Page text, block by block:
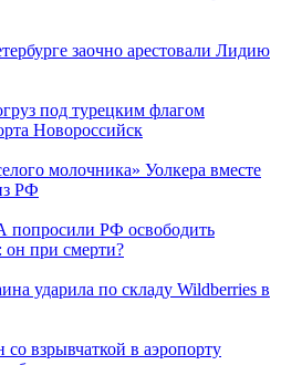
заочно арестовали Лидию
под турецким флагом
Новороссийск
молочника» Уолкера вместе
РФ
РФ освободить
при смерти?
ударила по складу Wildberries в
со взрывчаткой в аэропорту